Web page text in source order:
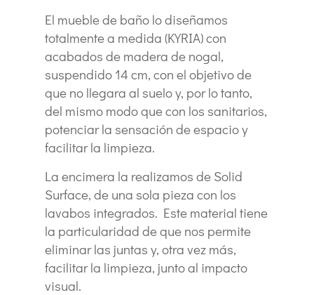
El mueble de baño lo diseñamos
totalmente a medida (KYRIA) con
acabados de madera de nogal,
suspendido 14 cm, con el objetivo de
que no llegara al suelo y, por lo tanto,
del mismo modo que con los sanitarios,
potenciar la sensación de espacio y
facilitar la limpieza.
La encimera la realizamos de Solid
Surface, de una sola pieza con los
lavabos integrados. Este material tiene
la particularidad de que nos permite
eliminar las juntas y, otra vez más,
facilitar la limpieza, junto al impacto
visual.